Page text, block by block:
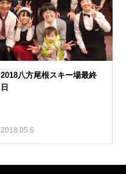
2018.05.6